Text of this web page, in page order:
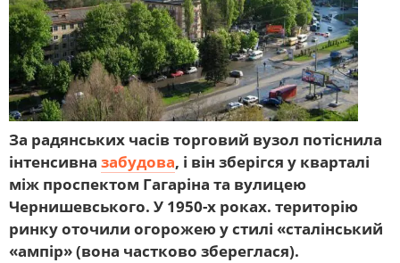
За радянських часів торговий вузол потіснила
інтенсивна забудова, і він зберігся у кварталі
між проспектом Гагаріна та вулицею
Чернишевського. У 1950-х роках. територію
ринку оточили огорожею у стилі «сталінський
«ампір» (вона частково збереглася).